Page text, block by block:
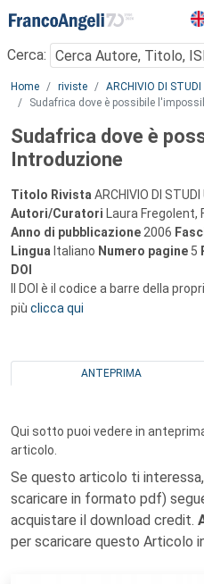
Menu
Cerca:
Main content
Home riviste ARCHIVIO DI STUDI
Sudafrica dove è possibile
Sudafrica dove è
Introduzione
Titolo Rivista ARCHIVIO DI STUDI
Autori/Curatori Laura Fregolent,
Anno di pubblicazione 2006
Lingua Italiano Numero pagine 5
DOI
Il DOI è il codice a barre della
più clicca qui
ANTEPRIMA
Qui sotto puoi vedere in
articolo.
Se questo articolo ti
scaricare in formato pdf)
acquistare il download credit.
per scaricare questo Articolo